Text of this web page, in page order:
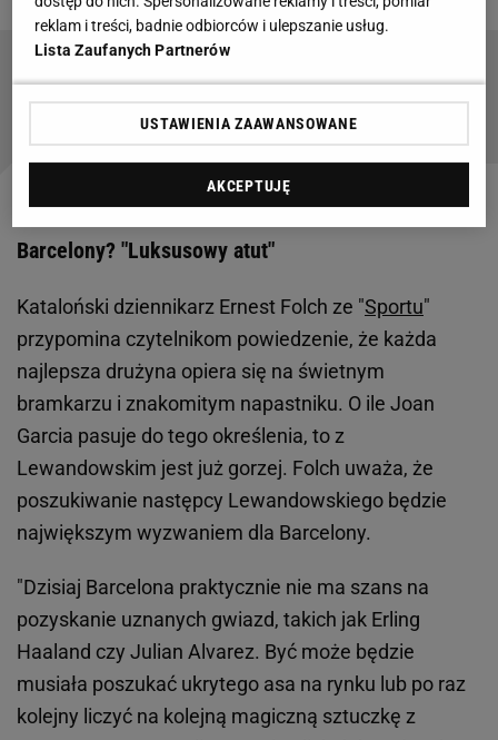
Lewandowskiego. Tam go chcą
Era post-Lewandowski najtrudniejsza dla
Barcelony? "Luksusowy atut"
Kataloński dziennikarz Ernest Folch ze "Sportu"
przypomina czytelnikom powiedzenie, że każda
najlepsza drużyna opiera się na świetnym
bramkarzu i znakomitym napastniku. O ile Joan
Garcia pasuje do tego określenia, to z
Lewandowskim jest już gorzej. Folch uważa, że
poszukiwanie następcy Lewandowskiego będzie
największym wyzwaniem dla Barcelony.
"Dzisiaj Barcelona praktycznie nie ma szans na
pozyskanie uznanych gwiazd, takich jak Erling
Haaland czy Julian Alvarez. Być może będzie
musiała poszukać ukrytego asa na rynku lub po raz
kolejny liczyć na kolejną magiczną sztuczkę z
reklam i treści, badnie odbiorców i ulepszanie usług.
Lista Zaufanych Partnerów
USTAWIENIA ZAAWANSOWANE
AKCEPTUJĘ